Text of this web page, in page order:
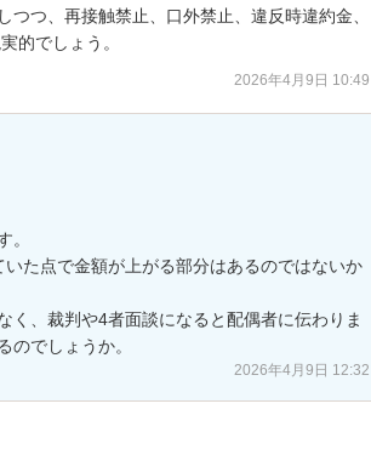
つ、再接触禁止、口外禁止、違反時違約金、
的でしょう。
2026年4月9日 10:49
。
た点で金額が上がる部分はあるのではないか
く、裁判や4者面談になると配偶者に伝わりま
のでしょうか。
2026年4月9日 12:32